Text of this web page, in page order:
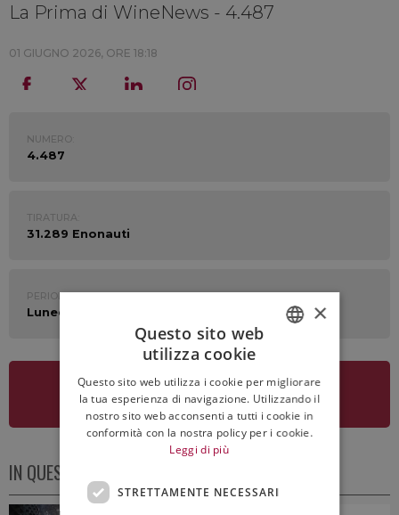
La Prima di WineNews - 4.487
01 GIUGNO 2026, ORE 18:18
NUMERO:
4.487
TIRATURA:
31.289 Enonauti
PERIODO:
Lunedì 1 Giugno 2026
VEDI LA NEWSLETTER
IN QUESTO NUMERO
ENGLISH
×
Questo sito web
utilizza cookie
Questo sito web utilizza i cookie per migliorare
la tua esperienza di navigazione. Utilizzando il
nostro sito web acconsenti a tutti i cookie in
conformità con la nostra policy per i cookie.
Leggi di più
STRETTAMENTE NECESSARI